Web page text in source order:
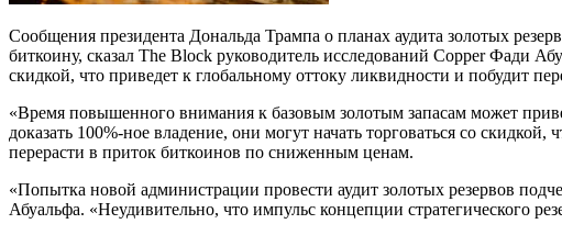
Сообщения президента Дональда Трампа о планах аудита золотых
биткоину, сказал The Block руководитель исследований Copper Фади
скидкой, что приведет к глобальному оттоку ликвидности и побудит
«Время повышенного внимания к базовым золотым запасам может
доказать 100%-ное владение, они могут начать торговаться со
перерасти в приток биткоинов по сниженным ценам.
«Попытка новой администрации провести аудит золотых резервов
Абуальфа. «Неудивительно, что импульс концепции стратегического